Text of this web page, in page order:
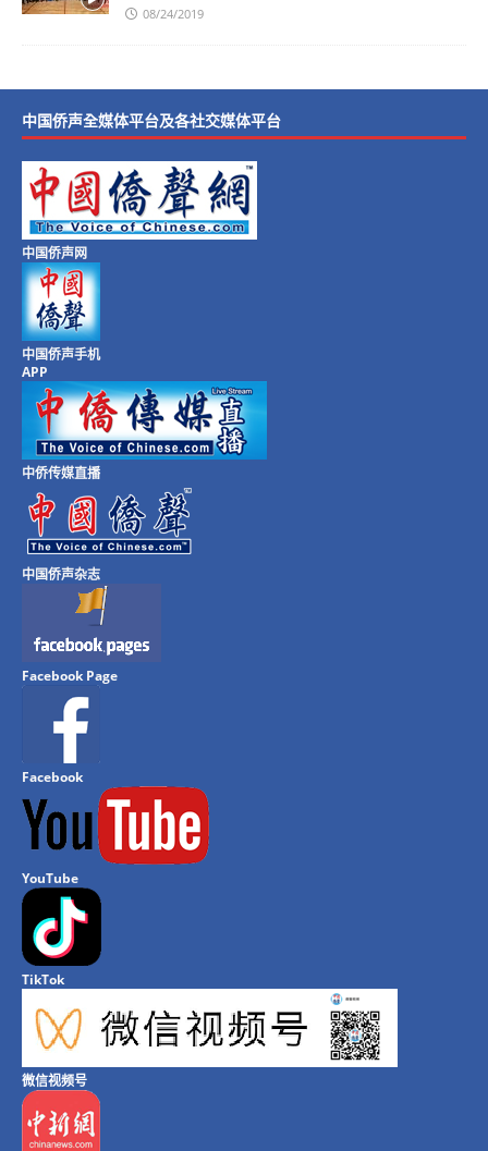
08/24/2019
中国侨声全媒体平台及各社交媒体平台
中国侨声网
中国侨声手机
APP
中侨传媒直播
中国侨声杂志
Facebook Page
Facebook
YouTube
TikTok
微信视频号